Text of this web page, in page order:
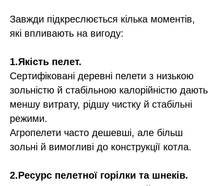
Завжди підкреслюється кілька моментів,
які впливають на вигоду:
1.Якість пелет.
Сертифіковані деревні пелети з низькою
зольністю й стабільною калорійністю дають
меншу витрату, рідшу чистку й стабільні
режими.​
Агропелети часто дешевші, але більш
зольні й вимогливі до конструкції котла.
2.Ресурс пелетної горілки та шнеків.